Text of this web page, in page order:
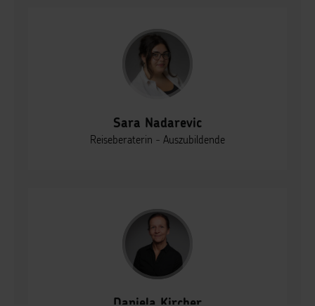
Sara Nadarevic
Reiseberaterin - Auszubildende